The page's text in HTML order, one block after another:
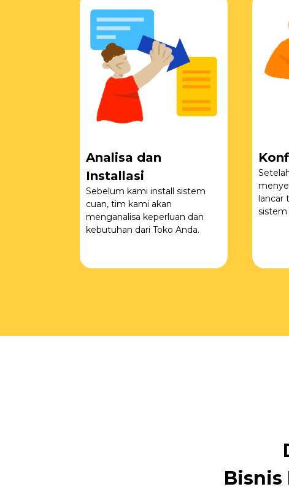
Analisa dan
Installasi
Sebelum kami install sistem
cuan, tim kami akan
menganalisa keperluan dan
kebutuhan dari Toko Anda.
lancar
sistem
Bisnis